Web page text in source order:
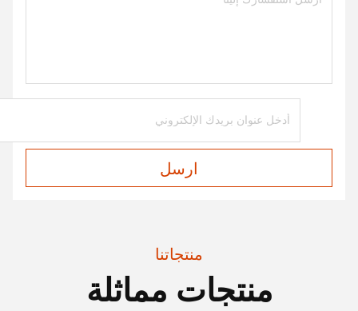
ارسل
منتجاتنا
منتجات مماثلة